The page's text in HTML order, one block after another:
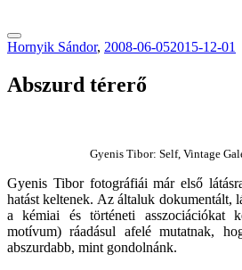
Hornyik Sándor, 2008-06-052015-12-01
Abszurd térerő
Gyenis Tibor: Self, Vintage
Gyenis Tibor fotográfiái már első
hatást keltenek. Az általuk dokumentált,
a kémiai és történeti asszociációkat
motívum) ráadásul afelé mutatnak,
abszurdabb, mint gondolnánk.